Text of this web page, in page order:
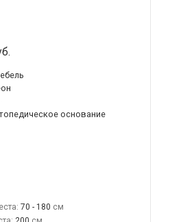
основание
70 - 180